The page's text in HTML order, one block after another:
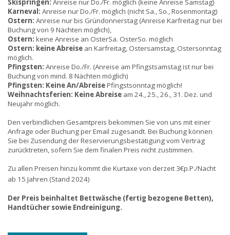
Skispringen: Anreise nur Do./Fr. möglich (keine Anreise Samstag)
Karneval: Anreise nur Do./Fr. möglich (nicht Sa., So., Rosenmontag)
Ostern: Anreise nur bis Gründonnerstag (Anreise Karfreitag nur bei
Buchung von 9 Nächten möglich),
Ostern: keine Anreise an OsterSa. OsterSo. möglich
Ostern: keine Abreise an Karfreitag, Ostersamstag, Ostersonntag
möglich.
Pfingsten: Anreise Do./Fr. (Anreise am Pfingstsamstag ist nur bei
Buchung von mind. 8 Nächten möglich)
Pfingsten: Keine An/AbreisePfingstsonntag möglich!
Weihnachtsferien: Keine Abreise am 24., 25., 26., 31. Dez. und
Neujahr möglich.
Den verbindlichen Gesamtpreis bekommen Sie von uns mit einer
Anfrage oder Buchung per Email zugesandt. Bei Buchung können
Sie bei Zusendung der Reservierungsbestätigung vom Vertrag
zurücktreten, sofern Sie dem finalen Preis nicht zustimmen.
Zu allen Preisen hinzu kommt die Kurtaxe von derzeit 3€p.P./Nacht
ab 15 Jahren (Stand 2024)
Der Preis beinhaltet Bettwäsche (fertig bezogene Betten),
Handtücher sowie Endreinigung.